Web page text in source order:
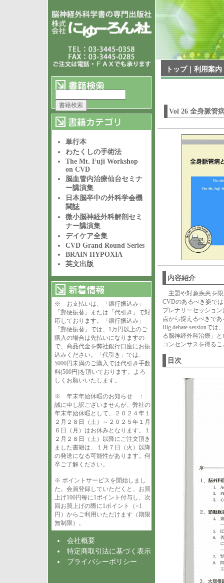
単行本
わたくしの手術法
The Mt. Fuji Workshop
on CVD
脳血管内治療仙台セミナ
ー講演集
日本脳卒中の外科学会機
関誌
微小脳神経外科解剖セミ
ナー講演集
デイケア全集
CVD Grand Round Series
BRAIN HYPOXIA
英文出版
※ お支払いは、「銀行振込み」
「郵便振替」または「代引き」で対
応しております。「銀行振込み」
「郵便振替」では、1万円以上のご
購入の場合は先払いになりますの
で、商品代金を弊社銀行口座にお振
込みください。「代引き」では、
5000円未満のご購入では代引き手数
料(500円)を頂いております。よろ
しくお願いいたします。
※ 年末年始休暇のお知らせ ：
誠に申し訳ございませんが、弊社の
年末年始休暇として、２０２４年１
２月２８日（土）～２０２５年１月
６日（月）はお休みとなります。１
２月２８日（土）以降にご注文頂き
ました書籍は、１月７日（火）以降
の発送になる可能性があります。何
卒ご了解ください。
※ ポイントサービスを開始しまし
た。会員登録していただくと、お買
上げ100円毎に1ポイント付与し、次
回お買上げの際に1ポイント（=1
円）からご利用いただけます（期限
無制限）。
会社概要
特定商取引法に基づく表示
プライバシーポリシー
トップ｜ 利用案内
Vol 26 全身脈管
内容紹介
主題や対象疾患を
CVDのあるべき姿で
プレナリーセッショ
点から捉えるべきで
Big debate sessionで
る脳神経外科治療」
コンセンサスを得る
目次